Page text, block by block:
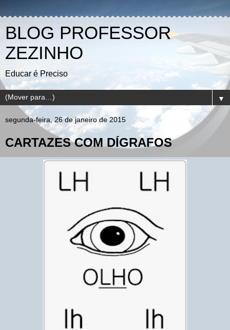
BLOG PROFESSOR
ZEZINHO
Educar é Preciso
▼
segunda-feira, 26 de janeiro de 2015
CARTAZES COM DÍGRAFOS